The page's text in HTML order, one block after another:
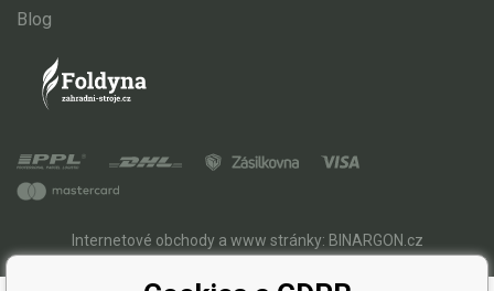
Blog
Internetové obchodya www stránky: BINARGON.cz